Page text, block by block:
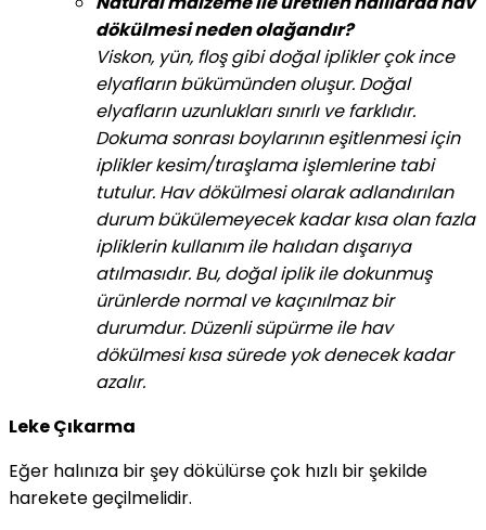
dökülmesi neden olağandır?
Viskon, yün, floş gibi doğal iplikler çok ince
elyafların bükümünden oluşur. Doğal
elyafların uzunlukları sınırlı ve farklıdır.
Dokuma sonrası boylarının eşitlenmesi için
iplikler kesim/tıraşlama işlemlerine tabi
tutulur. Hav dökülmesi olarak adlandırılan
durum bükülemeyecek kadar kısa olan fazla
ipliklerin kullanım ile halıdan dışarıya
atılmasıdır. Bu, doğal iplik ile dokunmuş
ürünlerde normal ve kaçınılmaz bir
durumdur. Düzenli süpürme ile hav
dökülmesi kısa sürede yok denecek kadar
azalır.
Leke Çıkarma
Eğer halınıza bir şey dökülürse çok hızlı bir şekilde
harekete geçilmelidir.